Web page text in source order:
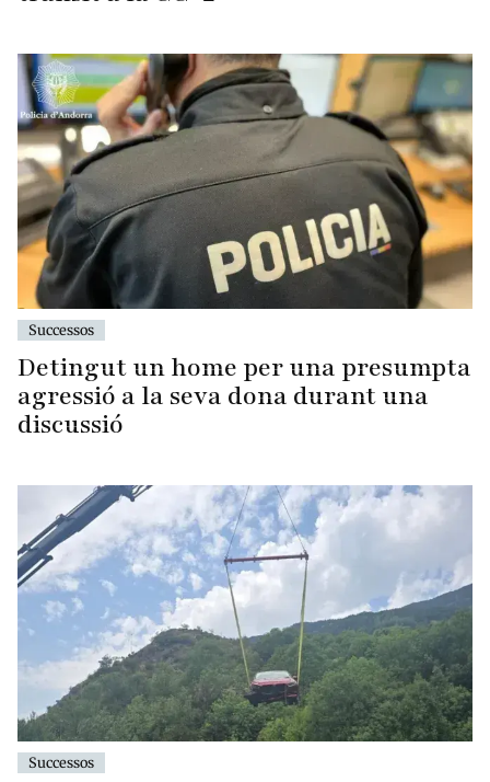
Successos
Detingut un home per una presumpta
agressió a la seva dona durant una
discussió
Successos